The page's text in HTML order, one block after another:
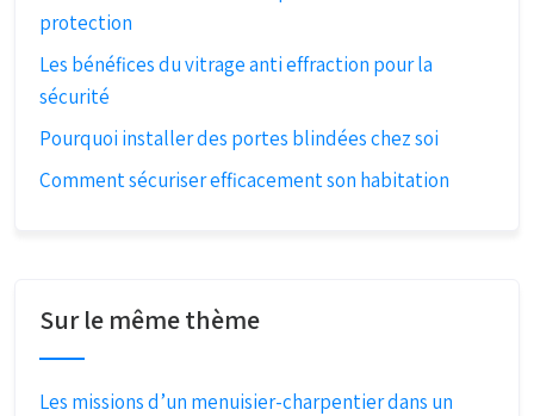
protection
Les bénéfices du vitrage anti effraction pour la
sécurité
Pourquoi installer des portes blindées chez soi
Comment sécuriser efficacement son habitation
Sur le même thème
Les missions d’un menuisier-charpentier dans un